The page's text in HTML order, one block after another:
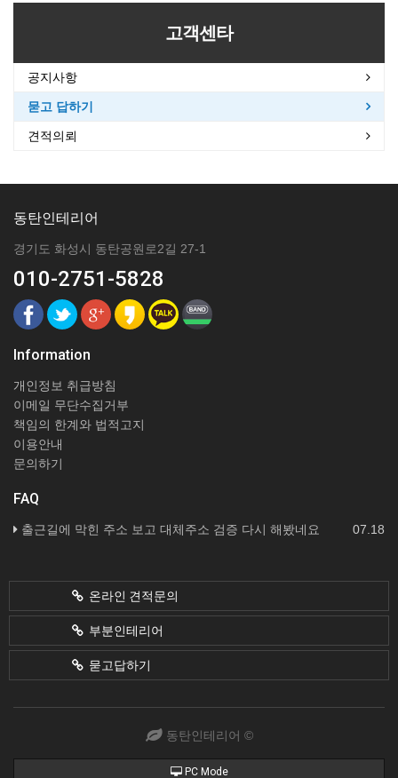
고객센타
공지사항
묻고 답하기
견적의뢰
동탄인테리어
경기도 화성시 동탄공원로2길 27-1
010-2751-5828
Information
개인정보 취급방침
이메일 무단수집거부
책임의 한계와 법적고지
이용안내
문의하기
FAQ
07.18
출근길에 막힌 주소 보고 대체주소 검증 다시 해봤네요
온라인 견적문의
부분인테리어
묻고답하기
동탄인테리어 ©
PC Mode